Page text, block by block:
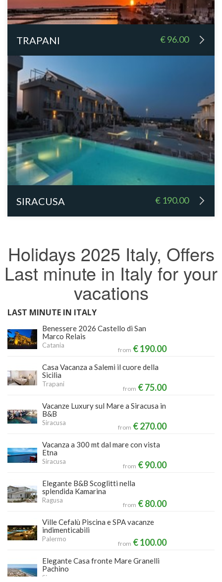
TRAPANI € 96.00
SIRACUSA € 190.00
Holidays 2025 Italy, Offers
Last minute in Italy for your
vacations
LAST MINUTE IN ITALY
Benessere 2026 Castello di San
Marco Relais
Catania
from € 190.00
Casa Vacanza a Salemi il cuore della
Sicilia
Trapani
from € 75.00
Vacanze Luxury sul Mare a Siracusa in
B&B
Siracusa
from € 270.00
Vacanza a 300 mt dal mare con vista
Etna
Siracusa
from € 90.00
Elegante B&B Scoglitti nella
splendida Kamarina
Ragusa
from € 80.00
Ville Cefalù Piscina e SPA vacanze
indimenticabili
Palermo
from € 100.00
Elegante Casa fronte Mare Granelli
Pachino
Siracusa